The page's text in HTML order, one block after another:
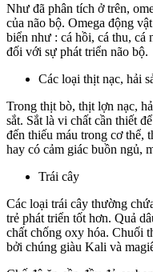
Như đã phân tích ở trên,
của não bộ. Omega động
biển như : cá hồi, cá thu,
đối với sự phát triển não bộ.
Các loại thịt nạc, hải
Trong thịt bò, thịt lợn nạc,
sắt. Sắt là vi chất cần thiết
đến thiếu máu trong cơ thể,
hay có cảm giác buồn ngủ,
Trái cây
Các loại trái cây thường
trẻ phát triển tốt hơn. Quả
chất chống oxy hóa. Chuối
bởi chúng giàu Kali và